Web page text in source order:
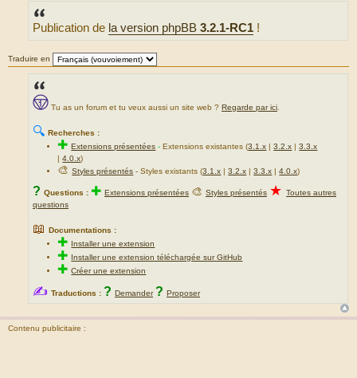
Publication de la version phpBB 3.2.1-RC1 !
Traduire en
Tu as un forum et tu veux aussi un site web ? Regarde par ici
🔍 Recherches :
✚Extensions présentées -Extensions existantes (3.1.x |3.2.x |3.3.x
|4.0.x)
🎨Styles présentés - Styles existants (3.1.x |3.2.x |3.3.x |4.0.x)
? Questions : ✚ Extensions présentées 🎨 Styles présentés ★ Toutes autres
questions
📖 Documentations :
✚ Installer une extension
✚ Installer une extension téléchargée sur GitHub
✚Créer une extension
✍ Traductions : ? Demander ? Proposer
Contenu publicitaire :